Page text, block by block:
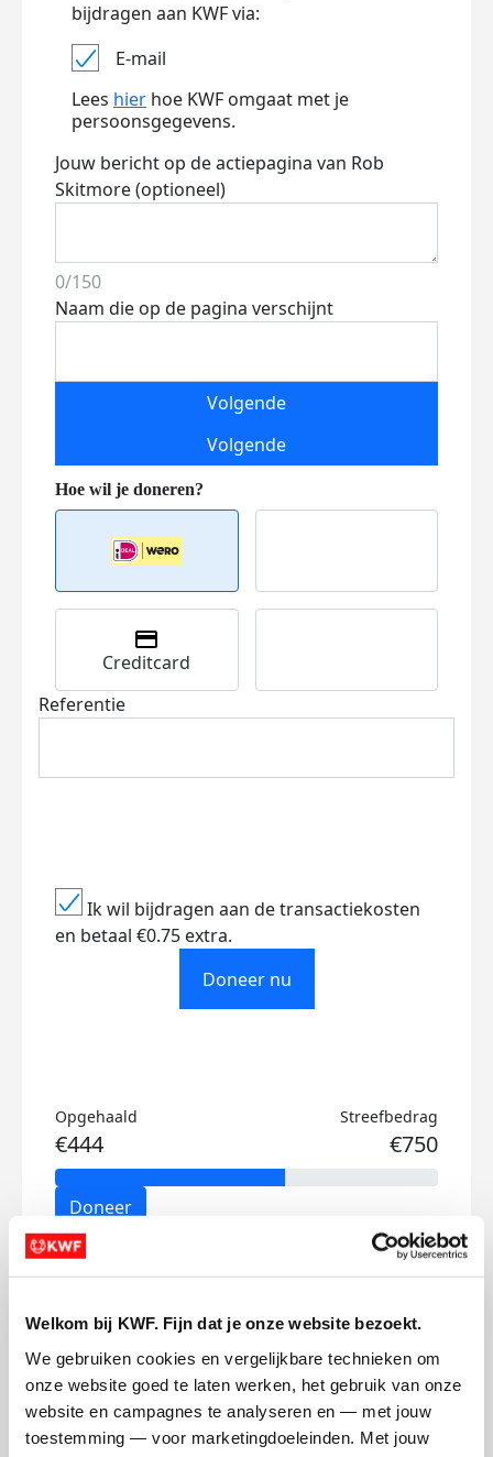
Welkom bij KWF. Fijn dat je onze website bezoekt.
We gebruiken cookies en vergelijkbare technieken om
onze website goed te laten werken, het gebruik van onze
website en campagnes te analyseren en — met jouw
toestemming — voor marketingdoeleinden. Met jouw
bijdragen aan KWF via:
E-mail
Lees hier hoe KWF omgaat met je
persoonsgegevens.
Jouw bericht op de actiepagina van Rob
Skitmore (optioneel)
0/150
Naam die op de pagina verschijnt
Volgende
Volgende
Creditcard
Referentie
Ik wil bijdragen aan de transactiekosten
en betaal €0.75 extra.
Doneer nu
Opgehaald
€444
Streefbedrag
€750
Doneer
Rob's badges